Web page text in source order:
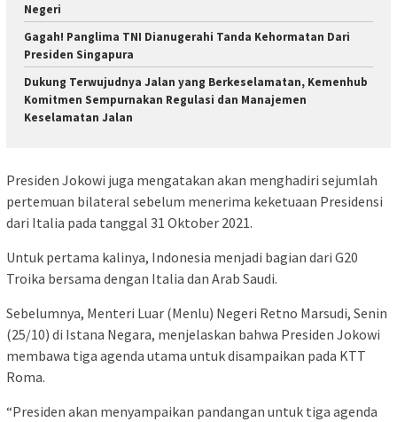
Negeri
Gagah! Panglima TNI Dianugerahi Tanda Kehormatan Dari
Presiden Singapura
Dukung Terwujudnya Jalan yang Berkeselamatan, Kemenhub
Komitmen Sempurnakan Regulasi dan Manajemen
Keselamatan Jalan
Presiden Jokowi juga mengatakan akan menghadiri sejumlah
pertemuan bilateral sebelum menerima keketuaan Presidensi
dari Italia pada tanggal 31 Oktober 2021.
Untuk pertama kalinya, Indonesia menjadi bagian dari G20
Troika bersama dengan Italia dan Arab Saudi.
Sebelumnya, Menteri Luar (Menlu) Negeri Retno Marsudi, Senin
(25/10) di Istana Negara, menjelaskan bahwa Presiden Jokowi
membawa tiga agenda utama untuk disampaikan pada KTT
Roma.
“Presiden akan menyampaikan pandangan untuk tiga agenda